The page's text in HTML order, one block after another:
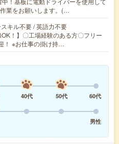
業をお願いします。(…
キル不要 / 英語力不要
OK！】〇工場経験のある方〇フリー
！ ※お仕事の掛け持…
40代 50代
60代
男性